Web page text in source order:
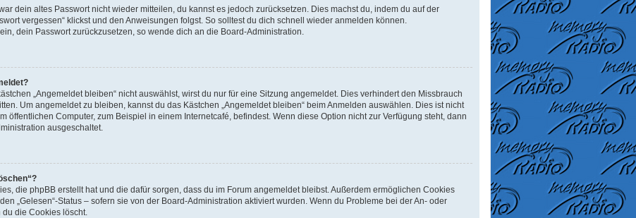
dein altes Passwort nicht wieder mitteilen, du kannst es jedoch zurücksetzen. Dies machst du, indem du auf der
vergessen“ klickst und den Anweisungen folgst. So solltest du dich schnell wieder anmelden können.
dein Passwort zurückzusetzen, so wende dich an die Board-Administration.
„Angemeldet bleiben“ nicht auswählst, wirst du nur für eine Sitzung angemeldet. Dies verhindert den Missbrauch
Um angemeldet zu bleiben, kannst du das Kästchen „Angemeldet bleiben“ beim Anmelden auswählen. Dies ist nicht
öffentlichen Computer, zum Beispiel in einem Internetcafé, befindest. Wenn diese Option nicht zur Verfügung steht, dann
ausgeschaltet.
die phpBB erstellt hat und die dafür sorgen, dass du im Forum angemeldet bleibst. Außerdem ermöglichen Cookies
„Gelesen“-Status – sofern sie von der Board-Administration aktiviert wurden. Wenn du Probleme bei der An- oder
die Cookies löscht.